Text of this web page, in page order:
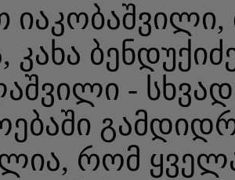
კახა
-
რომ